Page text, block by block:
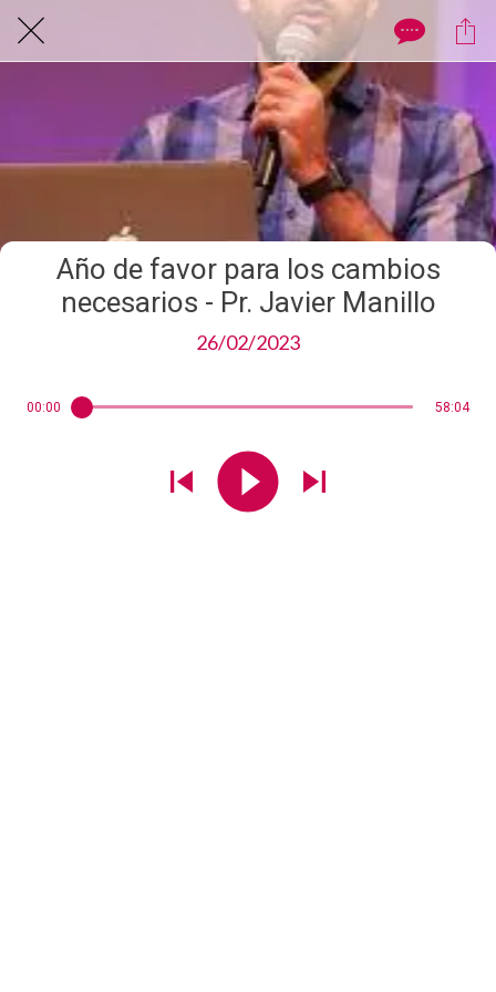
Año de favor para los cambios
necesarios - Pr. Javier Manillo
26/02/2023
00:00 58:04